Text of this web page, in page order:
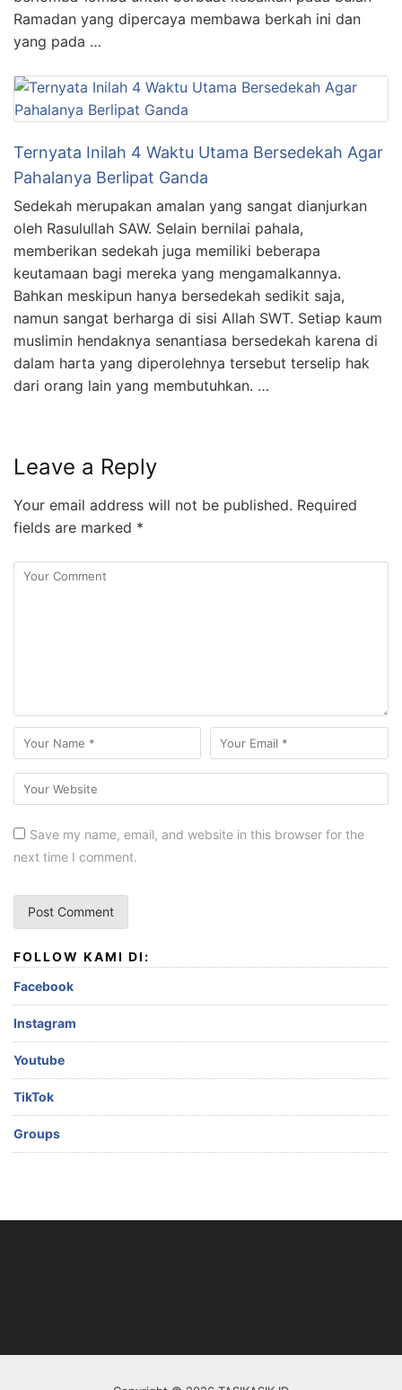
Ramadan yang dipercaya membawa berkah ini dan
yang pada …
Ternyata Inilah 4 Waktu Utama Bersedekah Agar
Pahalanya Berlipat Ganda
Sedekah merupakan amalan yang sangat dianjurkan
oleh Rasulullah SAW. Selain bernilai pahala,
memberikan sedekah juga memiliki beberapa
keutamaan bagi mereka yang mengamalkannya.
Bahkan meskipun hanya bersedekah sedikit saja,
namun sangat berharga di sisi Allah SWT. Setiap kaum
muslimin hendaknya senantiasa bersedekah karena di
dalam harta yang diperolehnya tersebut terselip hak
dari orang lain yang membutuhkan. …
Leave a Reply
Your email address will not be published. Required
fields are marked *
Save my name, email, and website in this browser for the
next time I comment.
FOLLOW KAMI DI:
Facebook
Instagram
Youtube
TikTok
Groups